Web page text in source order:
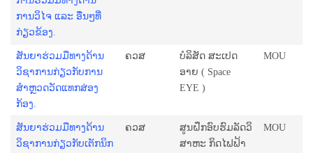
ການວິໄຈ ແລະ ອື່ນໆທີ່
ກ່ຽວຂ້ອງ.
ສັນຍາຮ່ວມມືທາງດ້ານ
ວິຊາການກ່ຽວກັບການ
ສຳຫຼວດວັດແທກສ່ອງ
ກ້ອງ.
ຄວສ
ບໍລິສັດ ສະເປດ
ອາຍ ( Space
EYE )
MOU
ສັນຍາຮ່ວມມືທາງດ້ານ
ວິຊາການກ່ຽວກັບເຕັກນິກ
ຄວສ
ສູນຝຶກອົບຮົມລັດວິ
ສາຫະ ກິດໄຟຟ້າ
MOU